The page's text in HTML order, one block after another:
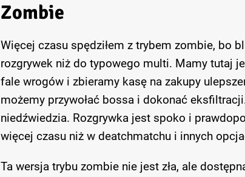
Zombie
Więcej czasu spędziłem z trybem zombie, bo
rozgrywek niż do typowego multi. Mamy tutaj
fale wrogów i zbieramy kasę na zakupy
możemy przywołać bossa i dokonać
niedźwiedzia. Rozgrywka jest spoko i
więcej czasu niż w deatchmatchu i innych
Ta wersja trybu zombie nie jest zła, ale